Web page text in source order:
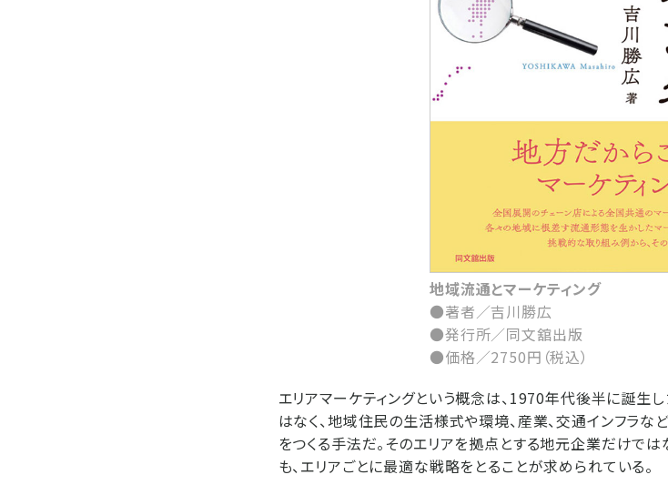
地域流通とマーケティング
●著者／吉川勝広
●発行所／同文舘出版
●価格／2750円（税込）
エリアマーケティングという概念は、1970年代後半に誕生
はなく、地域住民の生活様式や環境、産業、交通インフラ
をつくる手法だ。そのエリアを拠点とする地元企業だけで
も、エリアごとに最適な戦略をとることが求められている。